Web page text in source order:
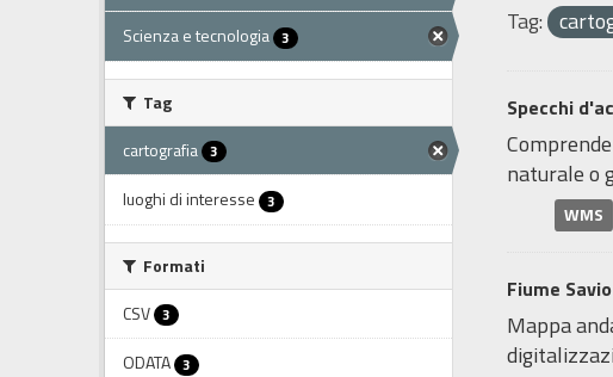
Scienza e tecnologia 3
Tag
cartografia 3
luoghi di interesse 3
Formati
CSV 3
ODATA 3
Tag:
Specchi
naturale o
WMS
Fiume Savio
Mappa